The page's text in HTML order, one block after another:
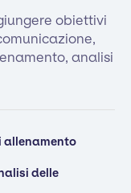
obiettivi
analisi
allenamento
delle